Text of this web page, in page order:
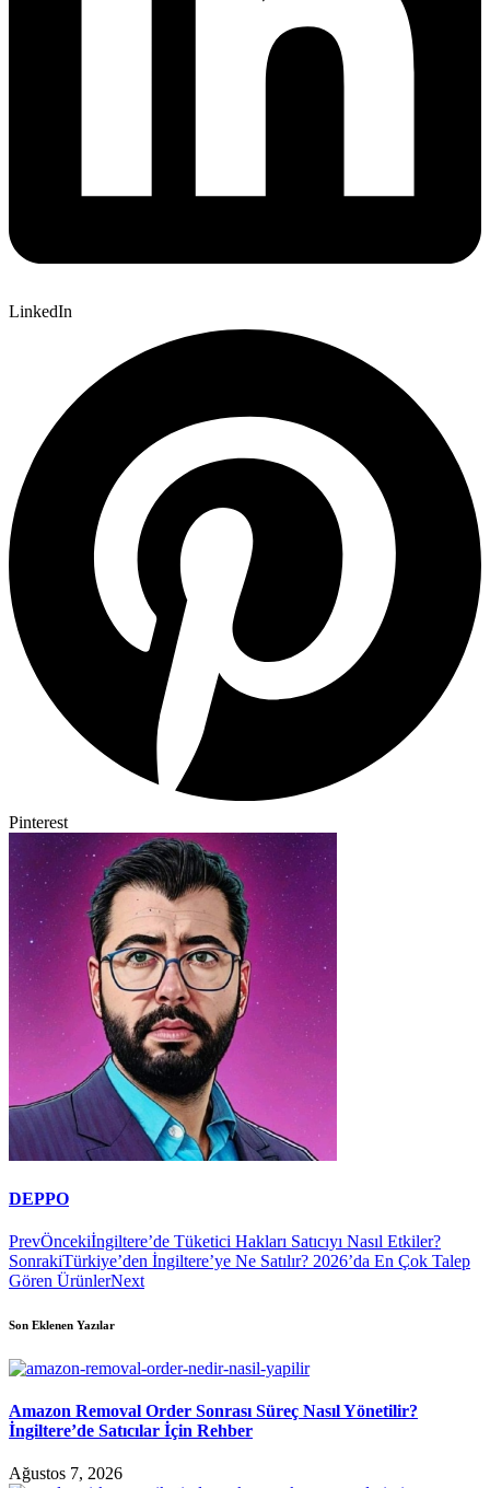
LinkedIn
Pinterest
DEPPO
PrevÖncekiİngiltere’de Tüketici Hakları Satıcıyı Nasıl Etkiler?
SonrakiTürkiye’den İngiltere’ye Ne Satılır? 2026’da En Çok Talep
Gören ÜrünlerNext
Son Eklenen Yazılar
Amazon Removal Order Sonrası Süreç Nasıl Yönetilir?
İngiltere’de Satıcılar İçin Rehber
Ağustos 7, 2026